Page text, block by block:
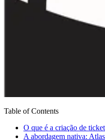
Table of Contents
O que é a criação de
A abordagem nativa: